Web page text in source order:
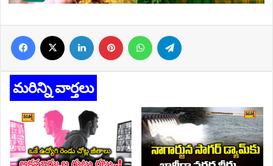
Facebook LinkedIn Pinterest WhatsApp
మరిన్ని వార్తలు